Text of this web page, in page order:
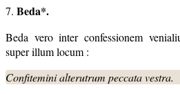
7. Beda*.
Beda vero inter confessionem
super illum locum :
Confitemini alterutrum peccata vestra.